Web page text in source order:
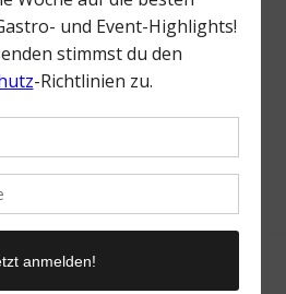
Versuche es mal mit
Schreibweise.